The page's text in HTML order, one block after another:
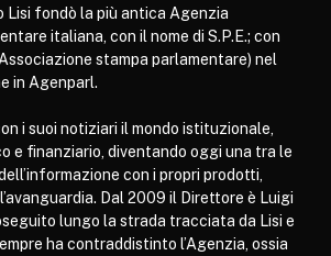
Lisi fondò la più antica Agenzia
italiana, con il nome di S.P.E.; con
stampa parlamentare) nel
in Agenparl.
i suoi notiziari il mondo istituzionale,
e finanziario, diventando oggi una tra le
con i propri prodotti,
Dal 2009 il Direttore è Luigi
lungo la strada tracciata da Lisi e
ha contraddistinto l’Agenzia, ossia